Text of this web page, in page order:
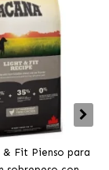
Fit Pienso para